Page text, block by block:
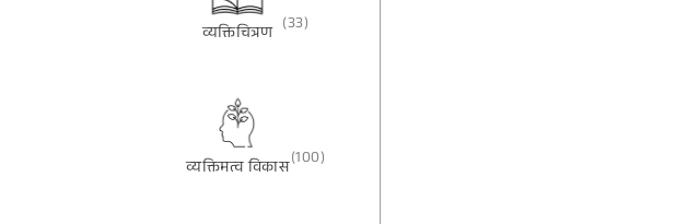
व्यक्तिचित्रण (33)
व्यक्तिमत्व विकास(100)